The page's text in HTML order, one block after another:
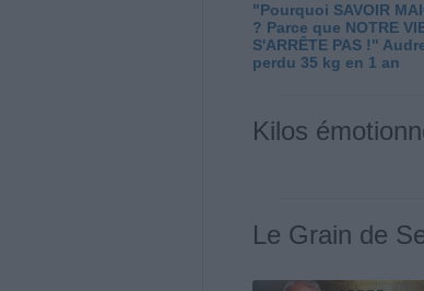
"Pourquoi SAVOIR
? Parce que NOTRE
S'ARRÊTE PAS !"
perdu 35 kg en 1 an
Kilos
Le Grain de